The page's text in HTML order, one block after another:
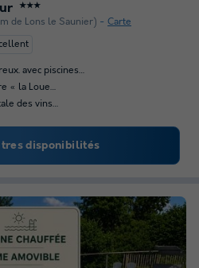
★★★
de Lons le Saunier) Carte
avec piscines…
« la Loue…
des vins…
disponibilités